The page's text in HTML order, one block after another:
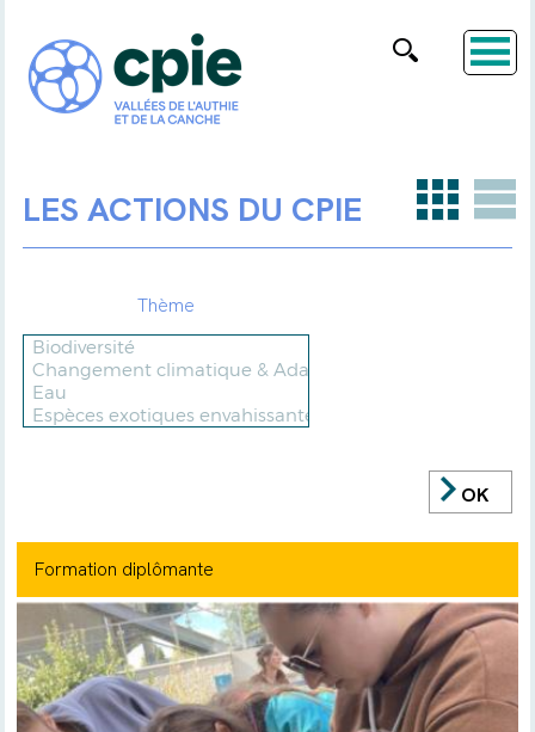
LES ACTIONS DU CPIE
Thème
OK
Formation diplômante